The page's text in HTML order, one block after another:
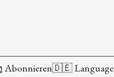
Abonnieren🇩🇪 Language